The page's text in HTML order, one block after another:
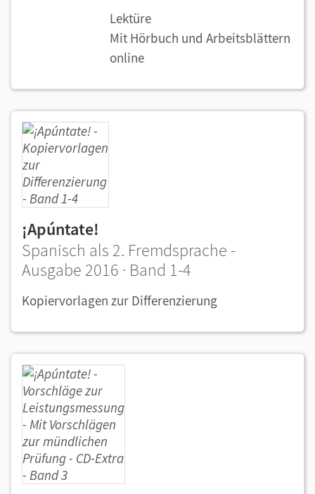
Lektüre
Mit Hörbuch und Arbeitsblättern
online
¡Apúntate!
Spanisch als 2. Fremdsprache -
Ausgabe 2016 · Band 1-4
Kopiervorlagen zur Differenzierung